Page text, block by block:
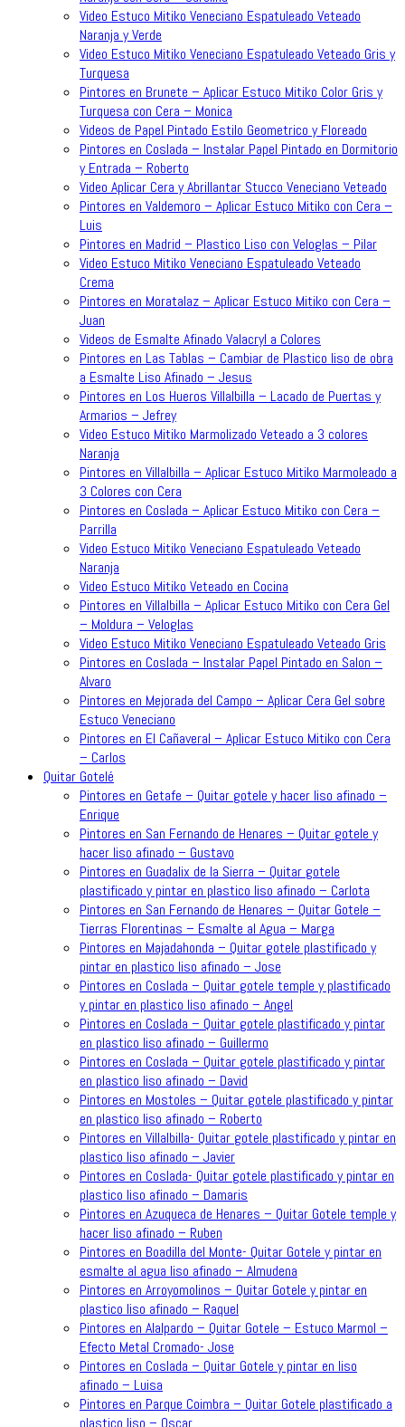
Video Estuco Mitiko Veneciano Espatuleado Veteado
Naranja y Verde
Video Estuco Mitiko Veneciano Espatuleado Veteado Gris y
Turquesa
Pintores en Brunete – Aplicar Estuco Mitiko Color Gris y
Turquesa con Cera – Monica
Videos de Papel Pintado Estilo Geometrico y Floreado
Pintores en Coslada – Instalar Papel Pintado en Dormitorio
y Entrada – Roberto
Video Aplicar Cera y Abrillantar Stucco Veneciano Veteado
Pintores en Valdemoro – Aplicar Estuco Mitiko con Cera –
Luis
Pintores en Madrid – Plastico Liso con Veloglas – Pilar
Video Estuco Mitiko Veneciano Espatuleado Veteado
Crema
Pintores en Moratalaz – Aplicar Estuco Mitiko con Cera –
Juan
Videos de Esmalte Afinado Valacryl a Colores
Pintores en Las Tablas – Cambiar de Plastico liso de obra
a Esmalte Liso Afinado – Jesus
Pintores en Los Hueros Villalbilla – Lacado de Puertas y
Armarios – Jefrey
Video Estuco Mitiko Marmolizado Veteado a 3 colores
Naranja
Pintores en Villalbilla – Aplicar Estuco Mitiko Marmoleado a
3 Colores con Cera
Pintores en Coslada – Aplicar Estuco Mitiko con Cera –
Parrilla
Video Estuco Mitiko Veneciano Espatuleado Veteado
Naranja
Video Estuco Mitiko Veteado en Cocina
Pintores en Villalbilla – Aplicar Estuco Mitiko con Cera Gel
– Moldura – Veloglas
Video Estuco Mitiko Veneciano Espatuleado Veteado Gris
Pintores en Coslada – Instalar Papel Pintado en Salon –
Alvaro
Pintores en Mejorada del Campo – Aplicar Cera Gel sobre
Estuco Veneciano
Pintores en El Cañaveral – Aplicar Estuco Mitiko con Cera
– Carlos
Quitar Gotelé
Pintores en Getafe – Quitar gotele y hacer liso afinado –
Enrique
Pintores en San Fernando de Henares – Quitar gotele y
hacer liso afinado – Gustavo
Pintores en Guadalix de la Sierra – Quitar gotele
plastificado y pintar en plastico liso afinado – Carlota
Pintores en San Fernando de Henares – Quitar Gotele –
Tierras Florentinas – Esmalte al Agua – Marga
Pintores en Majadahonda – Quitar gotele plastificado y
pintar en plastico liso afinado – Jose
Pintores en Coslada – Quitar gotele temple y plastificado
y pintar en plastico liso afinado – Angel
Pintores en Coslada – Quitar gotele plastificado y pintar
en plastico liso afinado – Guillermo
Pintores en Coslada – Quitar gotele plastificado y pintar
en plastico liso afinado – David
Pintores en Mostoles – Quitar gotele plastificado y pintar
en plastico liso afinado – Roberto
Pintores en Villalbilla- Quitar gotele plastificado y pintar en
plastico liso afinado – Javier
Pintores en Coslada- Quitar gotele plastificado y pintar en
plastico liso afinado – Damaris
Pintores en Azuqueca de Henares – Quitar Gotele temple y
hacer liso afinado – Ruben
Pintores en Boadilla del Monte- Quitar Gotele y pintar en
esmalte al agua liso afinado – Almudena
Pintores en Arroyomolinos – Quitar Gotele y pintar en
plastico liso afinado – Raquel
Pintores en Alalpardo – Quitar Gotele – Estuco Marmol –
Efecto Metal Cromado- Jose
Pintores en Coslada – Quitar Gotele y pintar en liso
afinado – Luisa
Pintores en Parque Coimbra – Quitar Gotele plastificado a
plastico liso – Oscar